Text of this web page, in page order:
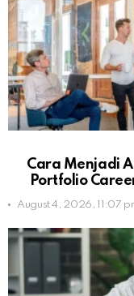
Cara Menjadi
Portfolio
August 4, 2026, 11:07